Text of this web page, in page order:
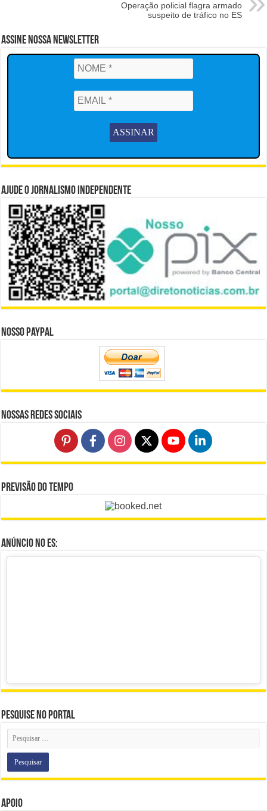
Operação policial flagra armado
suspeito de tráfico no ES
Assine Nossa Newsletter
Ajude o Jornalismo Independente
Nosso Paypal
Nossas Redes Sociais
Previsão do Tempo
Anúncio no ES:
Pesquise no portal
Apoio